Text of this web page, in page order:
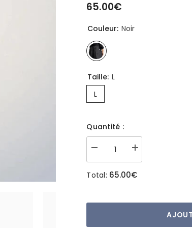
Prix
65.00€
Couleur: Noir
Taille: L
L
Quantité :
Réduire
de
vent
Augmenter
de
vent
Total: 65.00€